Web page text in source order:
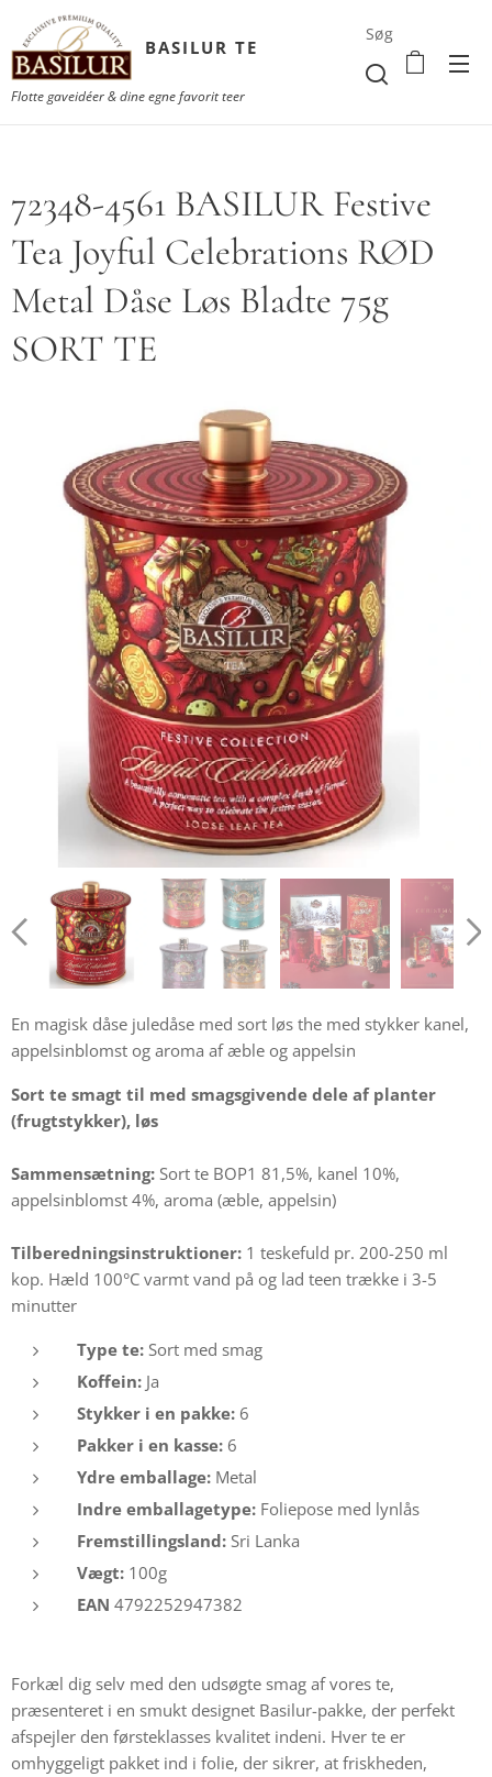
BASILUR TE
Flotte gaveidéer & dine egne favorit teer
Søg
72348-4561 BASILUR Festive
Tea Joyful Celebrations RØD
Metal Dåse Løs Bladte 75g
SORT TE
En magisk dåse juledåse med sort løs the med stykker kanel,
appelsinblomst og aroma af æble og appelsin
Sort te smagt til med smagsgivende dele af planter
(frugtstykker), løs
Sammensætning: Sort te BOP1 81,5%, kanel 10%,
appelsinblomst 4%, aroma (æble, appelsin)
Tilberedningsinstruktioner: 1 teskefuld pr. 200-250 ml
kop. Hæld 100°C varmt vand på og lad teen trække i 3-5
minutter
Type te: Sort med smag
Koffein: Ja
Stykker i en pakke: 6
Pakker i en kasse: 6
Ydre emballage: Metal
Indre emballagetype: Foliepose med lynlås
Fremstillingsland: Sri Lanka
Vægt: 100g
EAN 4792252947382
Forkæl dig selv med den udsøgte smag af vores te,
præsenteret i en smukt designet Basilur-pakke, der perfekt
afspejler den førsteklasses kvalitet indeni. Hver te er
omhyggeligt pakket ind i folie, der sikrer, at friskheden,